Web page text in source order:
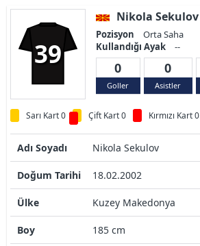
39
Nikola Sekulov
Pozisyon
Orta Saha
Kullandığı Ayak
--
0
Goller
0
Asistler
Sarı Kart 0 Çift Kart 0 Kırmızı Kart 0
Adı Soyadı Nikola Sekulov
Doğum Tarihi 18.02.2002
Ülke Kuzey Makedonya
Boy 185 cm